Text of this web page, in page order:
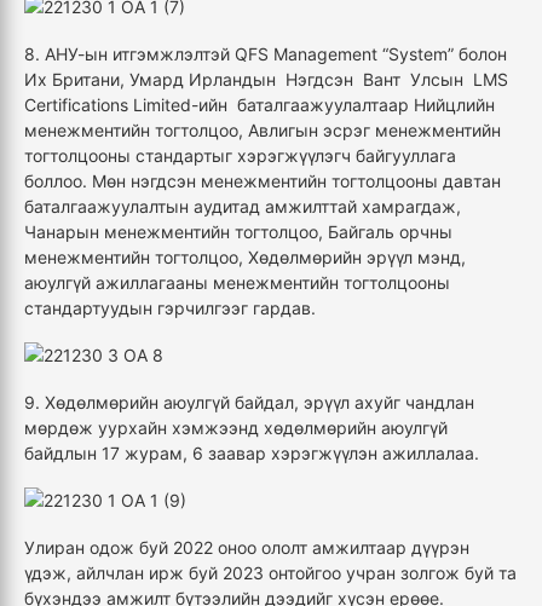
8. АНУ-ын итгэмжлэлтэй QFS Management “System” болон
Их Британи, Умард Ирландын Нэгдсэн Вант Улсын LMS
Certifications Limited-ийн баталгаажуулалтаар Нийцлийн
менежментийн тогтолцоо, Авлигын эсрэг менежментийн
тогтолцооны стандартыг хэрэгжүүлэгч байгууллага
боллоо. Мөн нэгдсэн менежментийн тогтолцооны давтан
баталгаажуулалтын аудитад амжилттай хамрагдаж,
Чанарын менежментийн тогтолцоо, Байгаль орчны
менежментийн тогтолцоо, Хөдөлмөрийн эрүүл мэнд,
аюулгүй ажиллагааны менежментийн тогтолцооны
стандартуудын гэрчилгээг гардав.
9. Хөдөлмөрийн аюулгүй байдал, эрүүл ахуйг чандлан
мөрдөж уурхайн хэмжээнд хөдөлмөрийн аюулгүй
байдлын 17 журам, 6 заавар хэрэгжүүлэн ажиллалаа.
Улиран одож буй 2022 оноо ололт амжилтаар дүүрэн
үдэж, айлчлан ирж буй 2023 онтойгоо учран золгож буй та
бүхэндээ амжилт бүтээлийн дээдийг хүсэн ерөөе.